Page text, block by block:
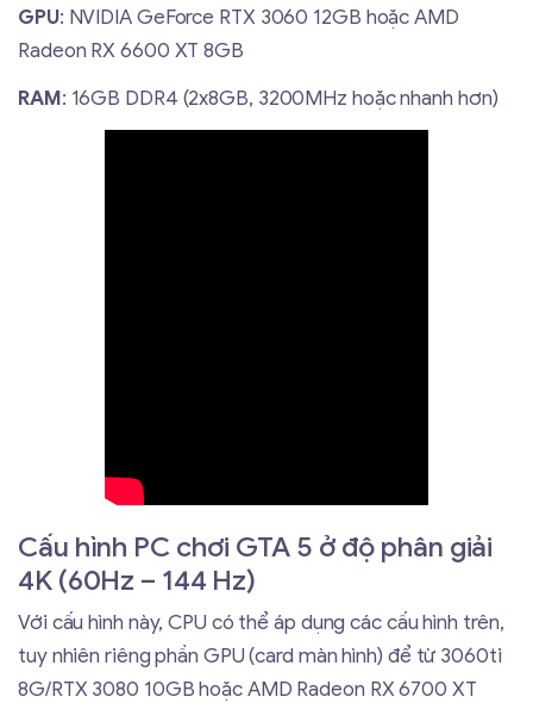
GPU: NVIDIA GeForce RTX 3060 12GB hoặc AMD
Radeon RX 6600 XT 8GB
RAM: 16GB DDR4 (2x8GB, 3200MHz hoặc nhanh hơn)
Cấu hình PC chơi GTA 5 ở độ phân giải
4K (60Hz – 144 Hz)
Với cấu hình này, CPU có thể áp dụng các cấu hình trên,
tuy nhiên riêng phần GPU (card màn hình) để từ 3060ti
8G/RTX 3080 10GB hoặc AMD Radeon RX 6700 XT